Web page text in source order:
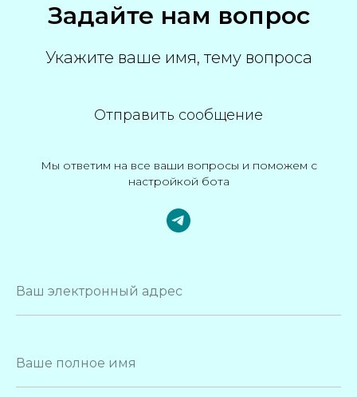
Задайте нам вопрос
Укажите ваше имя, тему вопроса
Отправить сообщение
Мы ответим на все ваши вопросы и поможем с
настройкой бота
Ваш электронный адрес
Ваше полное имя
Партнерская
программа